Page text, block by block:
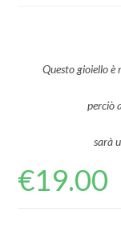
Questo gioiello è
perciò
sarà
€19.00